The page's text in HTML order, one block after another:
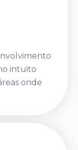
intuito
onde